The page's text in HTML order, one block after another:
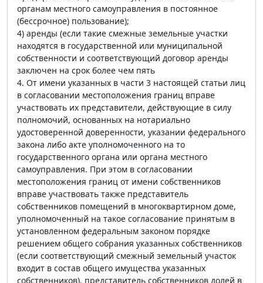
органам местного самоуправления в постоянное
(бессрочное) пользование);
4) аренды (если такие смежные земельные участки
находятся в государственной или муниципальной
собственности и соответствующий договор аренды
заключен на срок более чем пять
4. От имени указанных в части 3 настоящей статьи лиц
в согласовании местоположения границ вправе
участвовать их представители, действующие в силу
полномочий, основанных на нотариально
удостоверенной доверенности, указании федерального
закона либо акте уполномоченного на то
государственного органа или органа местного
самоуправления. При этом в согласовании
местоположения границ от имени собственников
вправе участвовать также представитель
собственников помещений в многоквартирном доме,
уполномоченный на такое согласование принятым в
установленном федеральным законом порядке
решением общего собрания указанных собственников
(если соответствующий смежный земельный участок
входит в состав общего имущества указанных
собственников), представитель собственников долей в